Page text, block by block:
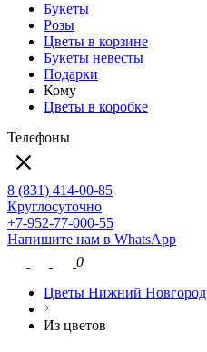
Букеты
Розы
Цветы в корзине
Букеты невесты
Подарки
Кому
Цветы в коробке
Телефоны
8 (831) 414-00-85
Круглосуточно
+7-952-77-000-55
Напишите нам в WhatsApp
0
Цветы Нижний Новгород
Из цветов